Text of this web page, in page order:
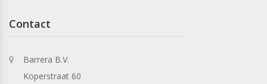
Contact
Barrera B.V.
Koperstraat 60